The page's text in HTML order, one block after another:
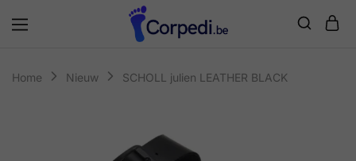
Home Nieuw SCHOLL julien LEATHER BLACK